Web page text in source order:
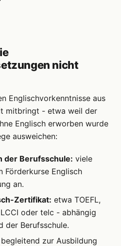
nicht
Englischvorkenntnisse aus
mitbringt - etwa weil der
Englisch erworben wurde
ausweichen:
der Berufsschule: viele
Förderkurse Englisch
an.
Zertifikat: etwa TOEFL,
oder telc - abhängig
der Berufsschule.
begleitend zur Ausbildung